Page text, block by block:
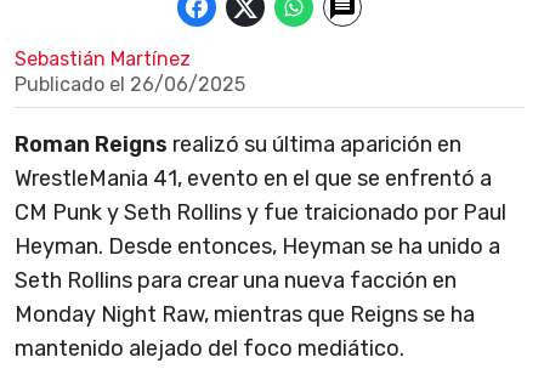
Sebastián Martínez
Publicado el 26/06/2025
Roman Reigns realizó su última aparición en
WrestleMania 41, evento en el que se enfrentó a
CM Punk y Seth Rollins y fue traicionado por Paul
Heyman. Desde entonces, Heyman se ha unido a
Seth Rollins para crear una nueva facción en
Monday Night Raw, mientras que Reigns se ha
mantenido alejado del foco mediático.